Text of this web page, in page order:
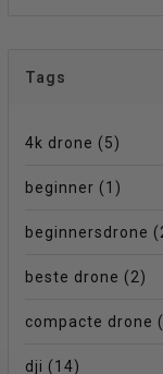
Tags
4k drone (5)
beginner (1)
beginnersdrone
beste drone (2)
compacte drone
dji (14)